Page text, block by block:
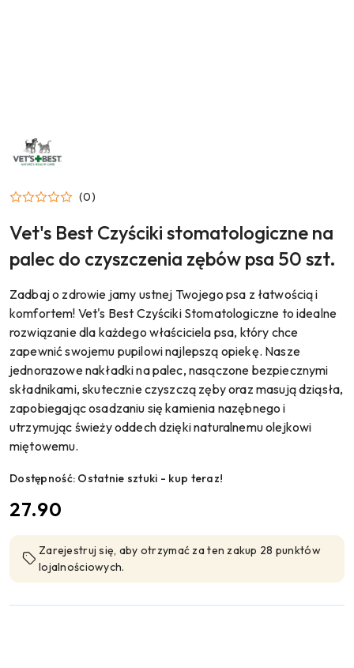
PRODUCENTA:
VET`S
BEST
(0)
Vet's Best Czyściki stomatologiczne na
palec do czyszczenia zębów psa 50 szt.
Zadbaj o zdrowie jamy ustnej Twojego psa z łatwością i
komfortem! Vet's Best Czyściki Stomatologiczne to idealne
rozwiązanie dla każdego właściciela psa, który chce
zapewnić swojemu pupilowi najlepszą opiekę. Nasze
jednorazowe nakładki na palec, nasączone bezpiecznymi
składnikami, skutecznie czyszczą zęby oraz masują dziąsła,
zapobiegając osadzaniu się kamienia nazębnego i
utrzymując świeży oddech dzięki naturalnemu olejkowi
miętowemu.
Dostępność: Ostatnie sztuki - kup teraz!
cena:
27.90
Zarejestruj się, aby otrzymać za ten zakup 28 punktów
lojalnościowych.